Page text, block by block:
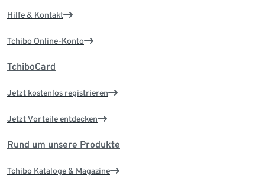
Hilfe & Kontakt
Tchibo Online-Konto
TchiboCard
Jetzt kostenlos registrieren
Jetzt Vorteile entdecken
Rund um unsere Produkte
Tchibo Kataloge & Magazine